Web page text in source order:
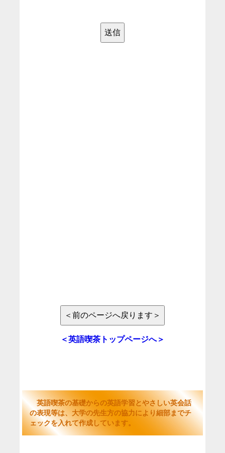
＜英語喫茶トップページへ＞
英語喫茶の基礎からの英語学習とやさしい英会話
の表現等は、大学の先生方の協力により細部までチ
ェックを入れて作成しています。